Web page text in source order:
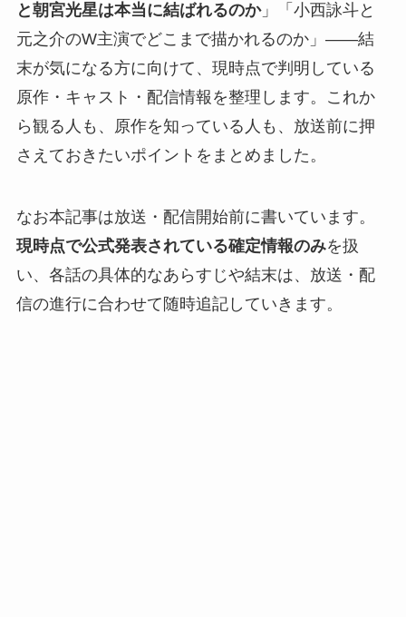
と朝宮光星は本当に結ばれるのか」「小西詠斗と
元之介のW主演でどこまで描かれるのか」——結
末が気になる方に向けて、現時点で判明している
原作・キャスト・配信情報を整理します。これか
ら観る人も、原作を知っている人も、放送前に押
さえておきたいポイントをまとめました。
なお本記事は放送・配信開始前に書いています。
現時点で公式発表されている確定情報のみを扱
い、各話の具体的なあらすじや結末は、放送・配
信の進行に合わせて随時追記していきます。